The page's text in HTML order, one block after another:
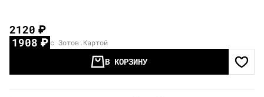
2120₽
1908₽ с Зотов.Картой
В КОРЗИНУ